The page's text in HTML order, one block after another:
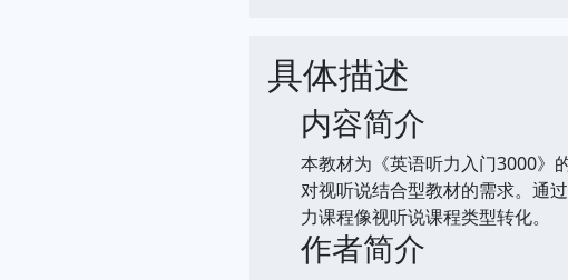
具体描述
内容简介
本教材为《英语听力入门3000》
对视听说结合型教材的需求。通
力课程像视听说课程类型转化。
作者简介